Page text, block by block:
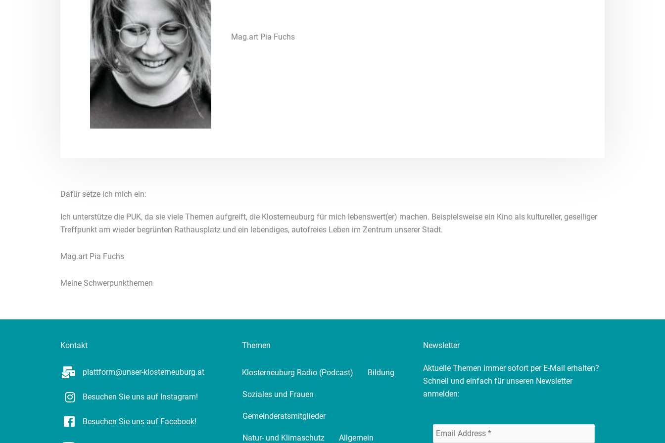
Mag.art Pia Fuchs
Dafür setze ich mich ein:
Ich unterstütze die PUK, da sie viele Themen aufgreift, die Klosterneuburg für mich lebenswert(er) machen. Beispielsweise ein Kino als kultureller, geselliger
Treffpunkt am wieder begrünten Rathausplatz und ein lebendiges, autofreies Leben im Zentrum unserer Stadt.
Mag.art Pia Fuchs
Meine Schwerpunkthemen
Kontakt
plattform@unser-klosterneuburg.at
Besuchen Sie uns auf Instagram!
Besuchen Sie uns auf Facebook!
Themen
Klosterneuburg Radio (Podcast) Bildung
Soziales und Frauen
Gemeinderatsmitglieder
Natur- und Klimaschutz Allgemein
Newsletter
Aktuelle Themen immer sofort per E-Mail erhalten?
Schnell und einfach für unseren Newsletter
anmelden: